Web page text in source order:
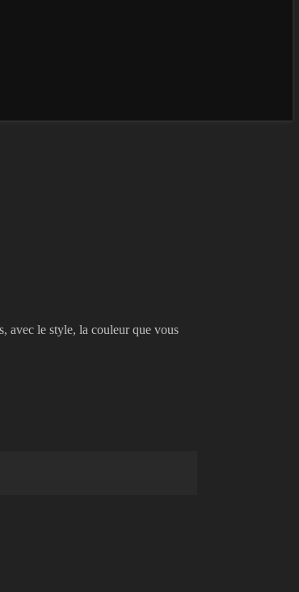
avec le style, la couleur que vous